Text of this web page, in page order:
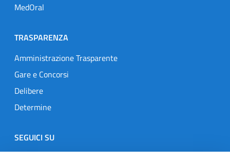
MedOral
TRASPARENZA
Amministrazione Trasparente
Gare e Concorsi
Delibere
Determine
SEGUICI SU
Designers Italia
TwitterInstagramYoutubeLinkedin